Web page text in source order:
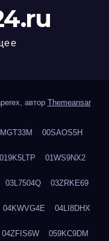
автор Themeansar
00SAOS5H
019K5LTP 01WS9NX2
03L7504Q 03ZRKE69
04KWVG4E 04LI8DHX
04ZFIS6W 059KC9DM